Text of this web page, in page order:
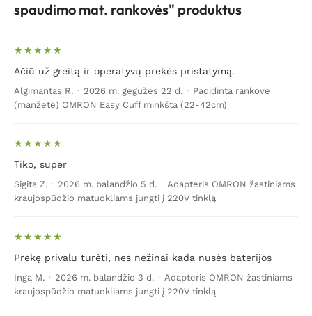
spaudimo mat. rankovės" produktus
Ačiū už greitą ir operatyvų prekės pristatymą.
Algimantas R. · 2026 m. gegužės 22 d. · Padidinta rankovė
(manžetė) OMRON Easy Cuff minkšta (22-42cm)
Tiko, super
Sigita Z. · 2026 m. balandžio 5 d. · Adapteris OMRON žastiniams
kraujospūdžio matuokliams jungti į 220V tinklą
Prekę privalu turėti, nes nežinai kada nusės baterijos
Inga M. · 2026 m. balandžio 3 d. · Adapteris OMRON žastiniams
kraujospūdžio matuokliams jungti į 220V tinklą